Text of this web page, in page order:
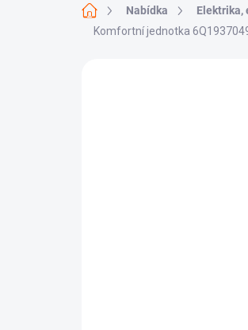
Domů Nabídka Elektrika,
Komfortní jednotka